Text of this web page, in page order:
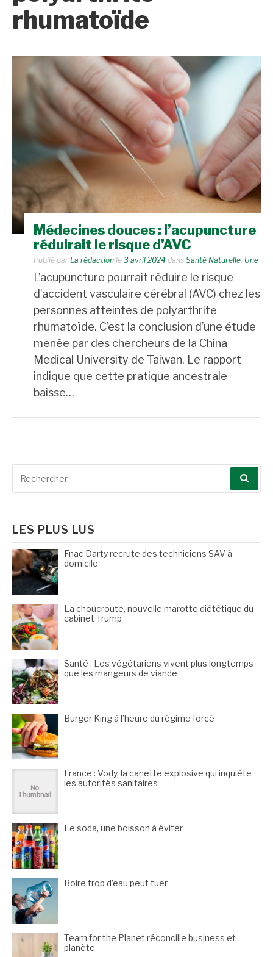
rhumatoïde
Médecines douces : l’acupuncture
réduirait le risque d’AVC
Publié par La rédaction le 3 avril 2024 dans Santé Naturelle Une
L’acupuncture pourrait réduire le risque
d’accident vasculaire cérébral (AVC) chez les
personnes atteintes de polyarthrite
rhumatoïde. C’est la conclusion d’une étude
menée par des chercheurs de la China
Medical University de Taiwan. Le rapport
indique que cette pratique ancestrale
baisse…
LES PLUS LUS
Fnac Darty recrute des techniciens SAV à
domicile
La choucroute, nouvelle marotte diététique du
cabinet Trump
Santé : Les végétariens vivent plus longtemps
que les mangeurs de viande
Burger King à l’heure du régime forcé
France : Vody, la canette explosive qui inquiète
les autorités sanitaires
Le soda, une boisson à éviter
Boire trop d’eau peut tuer
Team for the Planet réconcilie business et
planète